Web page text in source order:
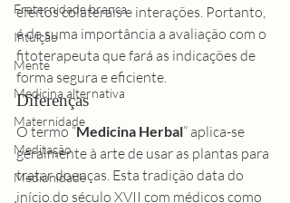
Fraternidade branca
Intuição
Mente
Medicina alternativa
Maternidade
Meditação
Mediunidade
efeitos colaterais e interações. Portanto,
é de suma importância a avaliação com o
fitoterapeuta que fará as indicações de
forma segura e eficiente.
Diferenças
O termo “Medicina Herbal” aplica-se
geralmente à arte de usar as plantas para
tratar doenças. Esta tradição data do
início do século XVII com médicos como